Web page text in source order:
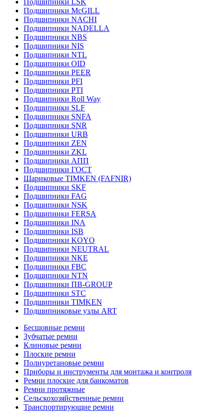
Подшипники LSK
Подшипники McGILL
Подшипники NACHI
Подшипники NADELLA
Подшипники NBS
Подшипники NIS
Подшипники NTL
Подшипники OID
Подшипники PEER
Подшипники PFI
Подшипники PTI
Подшипники Roll Way
Подшипники SLF
Подшипники SNFA
Подшипники SNR
Подшипники URB
Подшипники ZEN
Подшипники ZKL
Подшипники АПП
Подшипники ГОСТ
Шариковые ТІMKEN (FAFNIR)
Подшипники SKF
Подшипники FAG
Подшипники NSK
Подшипники FERSA
Подшипники INA
Подшипники ISB
Подшипники KOYO
Подшипники NEUTRAL
Подшипники NKE
Подшипники FBC
Подшипники NTN
Подшипники ПВ-GROUP
Подшипники STC
Подшипники TIMKEN
Подшипниковые узлы ART
Бесшовные ремни
Зубчатые ремни
Клиновые ремни
Плоские ремни
Полиуретановые ремни
Приборы и инструменты для монтажа и контроля
Ремни плоские для банкоматов
Ремни протяжные
Сельскохозяйственные ремни
Транспортирующие ремни